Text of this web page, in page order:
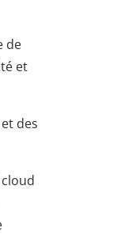
de
et
des